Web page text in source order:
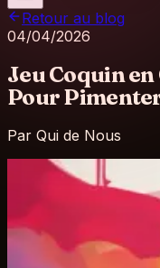
Retour au blog
04/04/2026
Jeu Coquin
Pour
Par Qui de Nous